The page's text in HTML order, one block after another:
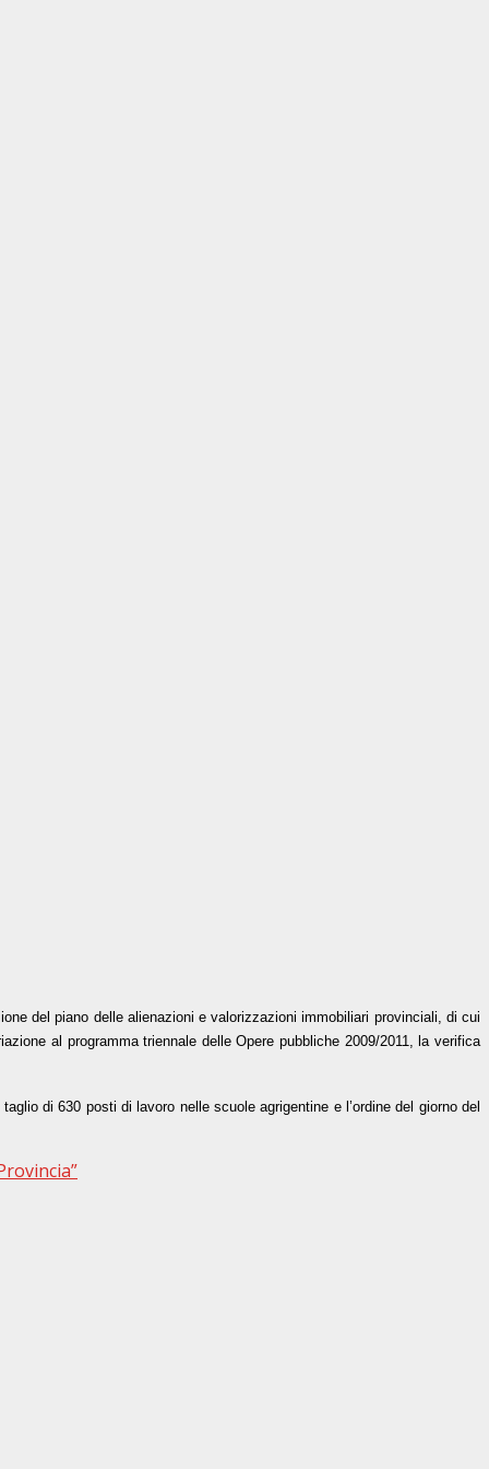
del piano delle alienazioni e valorizzazioni immobiliari provinciali, di cui
al programma triennale delle Opere pubbliche 2009/2011, la verifica
di 630 posti di lavoro nelle scuole agrigentine e l’ordine del giorno del